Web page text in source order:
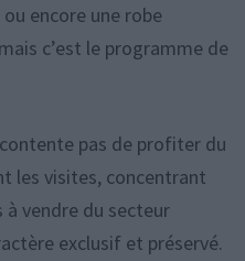
encore une robe
c’est le programme de
pas de profiter du
les visites, concentrant
vendre du secteur
exclusif et préservé.